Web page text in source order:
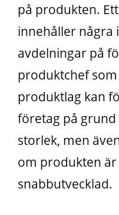
på produkten.
innehåller några
avdelningar på
produktchef
produktlag kan
företag på
storlek, men
om produkten
snabbutvecklad.